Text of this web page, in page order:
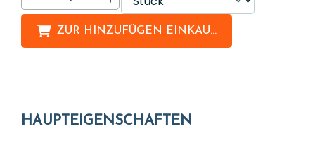
ZUR HINZUFÜGEN EINKAUFSLISTE
HAUPTEIGENSCHAFTEN